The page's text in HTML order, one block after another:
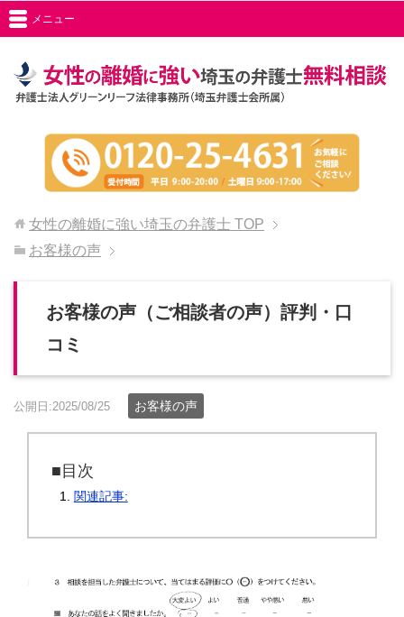
メニュー
女性の離婚に強い埼玉の弁護士 TOP
お客様の声
お客様の声（ご相談者の声）評判・口
コミ
公開日:2025/08/25 お客様の声
■目次
関連記事: